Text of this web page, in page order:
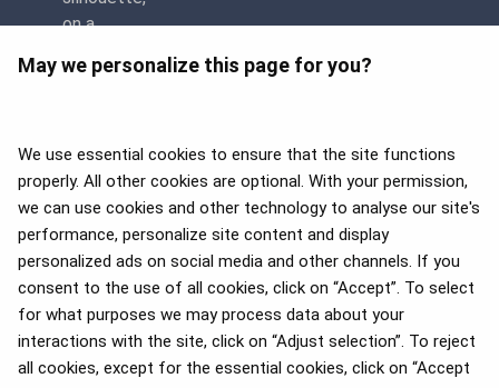
May we personalize this page for you?
We use essential cookies to ensure that the site functions
properly. All other cookies are optional. With your permission,
we can use cookies and other technology to analyse our site's
performance, personalize site content and display
personalized ads on social media and other channels. If you
consent to the use of all cookies, click on “Accept”. To select
for what purposes we may process data about your
interactions with the site, click on “Adjust selection”. To reject
all cookies, except for the essential cookies, click on “Accept
APEX 2026 Five Star Major
Airline Award
Vuoden 2025 Flyers' Choice -
palkinnot